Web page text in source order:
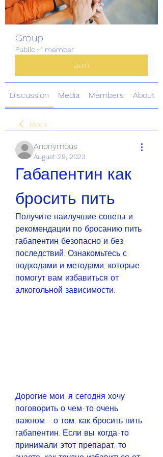
Group
Public · 1 member
Join
Discussion Media Members About
Back
Anonymous
August 29, 2023
Габапентин как
бросить пить
Получите наилучшие советы и
рекомендации по бросанию пить
габапентин безопасно и без
последствий. Ознакомьтесь с
подходами и методами, которые
помогут вам избавиться от
алкогольной зависимости.
Дорогие мои, я сегодня хочу
поговорить о чем-то очень
важном - о том, как бросить пить
габапентин. Если вы когда-то
принимали этот препарат, то